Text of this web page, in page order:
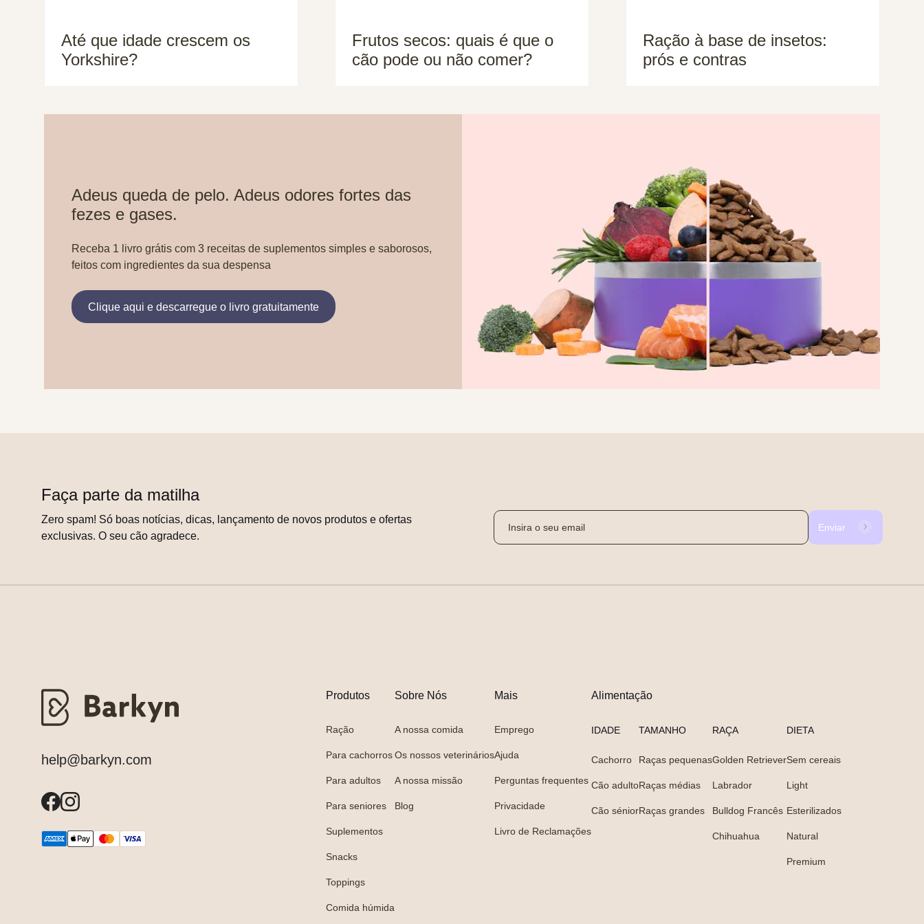
Até que idade crescem os
Yorkshire?
Frutos secos: quais é que o
cão pode ou não comer?
Ração à base de insetos:
prós e contras
Adeus queda de pelo. Adeus odores fortes das
fezes e gases.
Receba 1 livro grátis com 3 receitas de suplementos simples e saborosos,
feitos com ingredientes da sua despensa
Clique aqui e descarregue o livro gratuitamente
Faça parte da matilha
Zero spam! Só boas notícias, dicas, lançamento de novos produtos e ofertas
exclusivas. O seu cão agradece.
Enviar
help@barkyn.com
Produtos
Ração
Para cachorros
Para adultos
Para seniores
Suplementos
Snacks
Toppings
Comida húmida
Sobre Nós
A nossa comida
Os nossos veterinários
A nossa missão
Blog
Mais
Emprego
Ajuda
Perguntas frequentes
Privacidade
Livro de Reclamações
Alimentação
IDADE
Cachorro
Cão adulto
Cão sénior
TAMANHO
Raças pequenas
Raças médias
Raças grandes
RAÇA
Golden Retriever
Labrador
Bulldog Francês
Chihuahua
DIETA
Sem cereais
Light
Esterilizados
Natural
Premium